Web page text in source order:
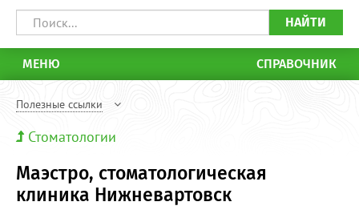
НАЙТИ
МЕНЮ СПРАВОЧНИК
Полезные ссылки
Стоматологии
Маэстро, стоматологическая
клиника Нижневартовск